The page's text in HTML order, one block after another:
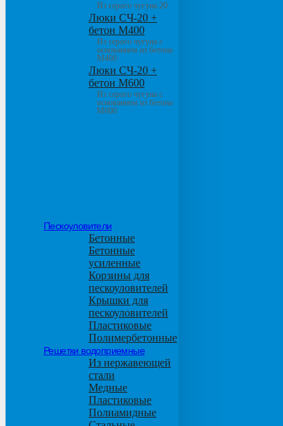
Из серого чугуна 20
Люки СЧ-20 +
бетон М400
Из серого чугуна с
основанием из бетона
М400
Люки СЧ-20 +
бетон М600
Из серого чугуна с
основанием из бетона
М600
Пескоуловители
Бетонные
Бетонные
усиленные
Корзины для
пескоуловителей
Крышки для
пескоуловителей
Пластиковые
Полимербетонные
Решетки водоприемные
Из нержавеющей
стали
Медные
Пластиковые
Полиамидные